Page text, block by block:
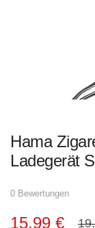
Zum
Anfang
der
Bildgalerie
Hama
Ladegerät
0 Bewertungen
15,99 €